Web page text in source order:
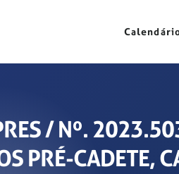
/ Nº.
PRÉ-CADETE,